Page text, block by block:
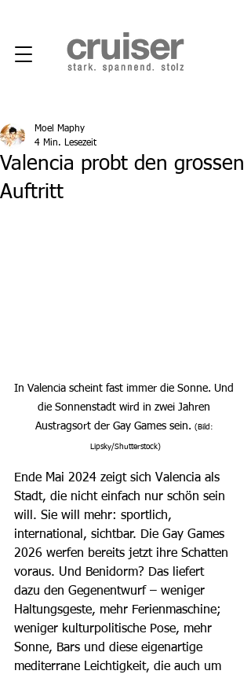
Valencia probt den grossen
Auftritt
Moel Maphy
4 Min. Lesezeit
In Valencia scheint fast immer die Sonne. Und
die Sonnenstadt wird in zwei Jahren
Austragsort der Gay Games sein. (Bild:
Lipsky/Shutterstock)
Ende Mai 2024 zeigt sich Valencia als
Stadt, die nicht einfach nur schön sein
will. Sie will mehr: sportlich,
international, sichtbar. Die Gay Games
2026 werfen bereits jetzt ihre Schatten
voraus. Und Benidorm? Das liefert
dazu den Gegenentwurf – weniger
Haltungsgeste, mehr Ferienmaschine;
weniger kulturpolitische Pose, mehr
Sonne, Bars und diese eigenartige
mediterrane Leichtigkeit, die auch um